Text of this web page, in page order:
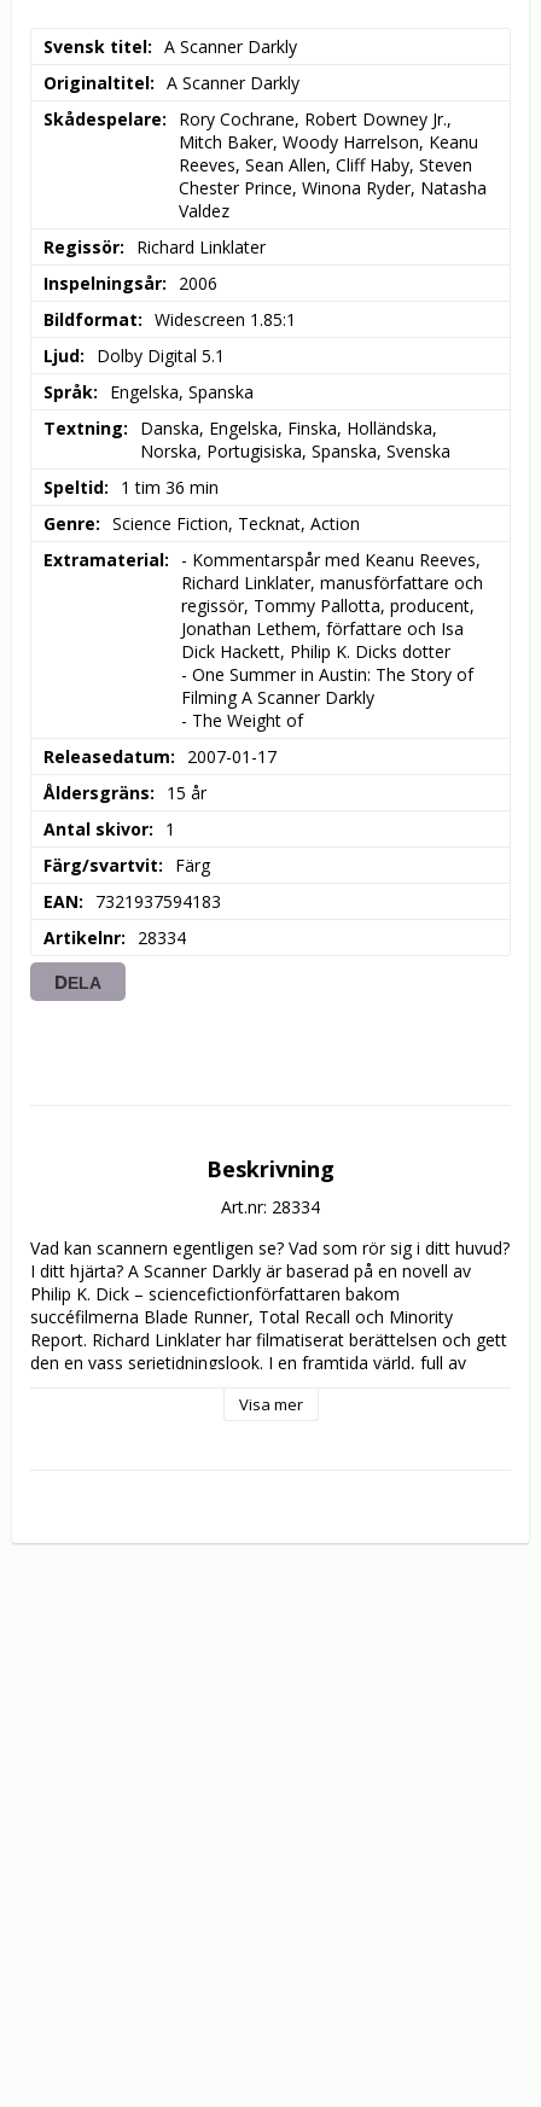
Svensk titel
A Scanner Darkly
Originaltitel
A Scanner Darkly
Skådespelare
Rory Cochrane, Robert Downey Jr.,
Mitch Baker, Woody Harrelson, Keanu
Reeves, Sean Allen, Cliff Haby, Steven
Chester Prince, Winona Ryder, Natasha
Valdez
Regissör
Richard Linklater
Inspelningsår
2006
Bildformat
Widescreen 1.85:1
Ljud
Dolby Digital 5.1
Språk
Engelska, Spanska
Textning
Danska, Engelska, Finska, Holländska,
Norska, Portugisiska, Spanska, Svenska
Speltid
1 tim 36 min
Genre
Science Fiction, Tecknat, Action
Extramaterial
- Kommentarspår med Keanu Reeves,
Richard Linklater, manusförfattare och
regissör, Tommy Pallotta, producent,
Jonathan Lethem, författare och Isa
Dick Hackett, Philip K. Dicks dotter
- One Summer in Austin: The Story of
Filming A Scanner Darkly
- The Weight of
Releasedatum
2007-01-17
Åldersgräns
15 år
Antal skivor
1
Färg/svartvit
Färg
EAN
7321937594183
Artikelnr
28334
DELA
Beskrivning
Art.nr: 28334
Vad kan scannern egentligen se? Vad som rör sig i ditt huvud?
I ditt hjärta? A Scanner Darkly är baserad på en novell av
Philip K. Dick – sciencefictionförfattaren bakom
succéfilmerna Blade Runner, Total Recall och Minority
Report. Richard Linklater har filmatiserat berättelsen och gett
den en vass serietidningslook. I en framtida värld, full av
invånares liv – tar ifrån dem deras rättigheter och krossar
han börjar tappa kontrollen över sina båda jag. Välkommen
Visa mer